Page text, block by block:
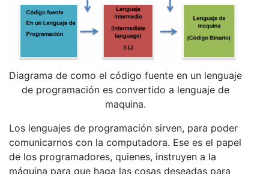
Diagrama de como el código fuente en un lenguaje
de programación es convertido a lenguaje de
maquina.
Los lenguajes de programación sirven, para poder
comunicarnos con la computadora. Ese es el papel
de los programadores, quienes, instruyen a la
máquina para que haga las cosas deseadas para